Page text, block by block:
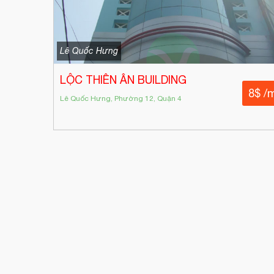
Lê Quốc Hưng
LỘC THIÊN ÂN BUILDING
Lê Quốc Hưng, Phường 12, Quận 4 8$ /